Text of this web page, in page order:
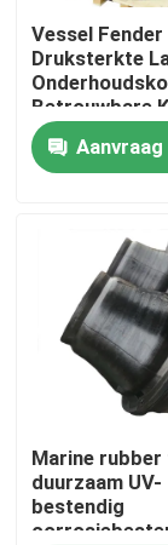
Thuis
Video's
Over ons
Vessel Fender
Druksterkte
Betrouwbare
Marine rubber
duurzaam UV-
bestendig